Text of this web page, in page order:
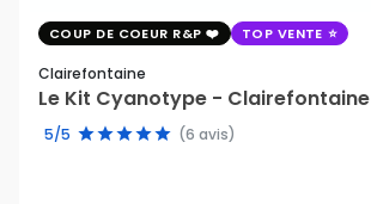
COUP DE COEUR R&P TOP VENTE
Clairefontaine
Le Kit Cyanotype - Clairefontaine
5/5 (6 avis)